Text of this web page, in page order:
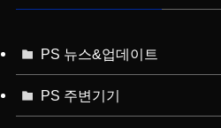
PS 뉴스&업데이트
PS 주변기기